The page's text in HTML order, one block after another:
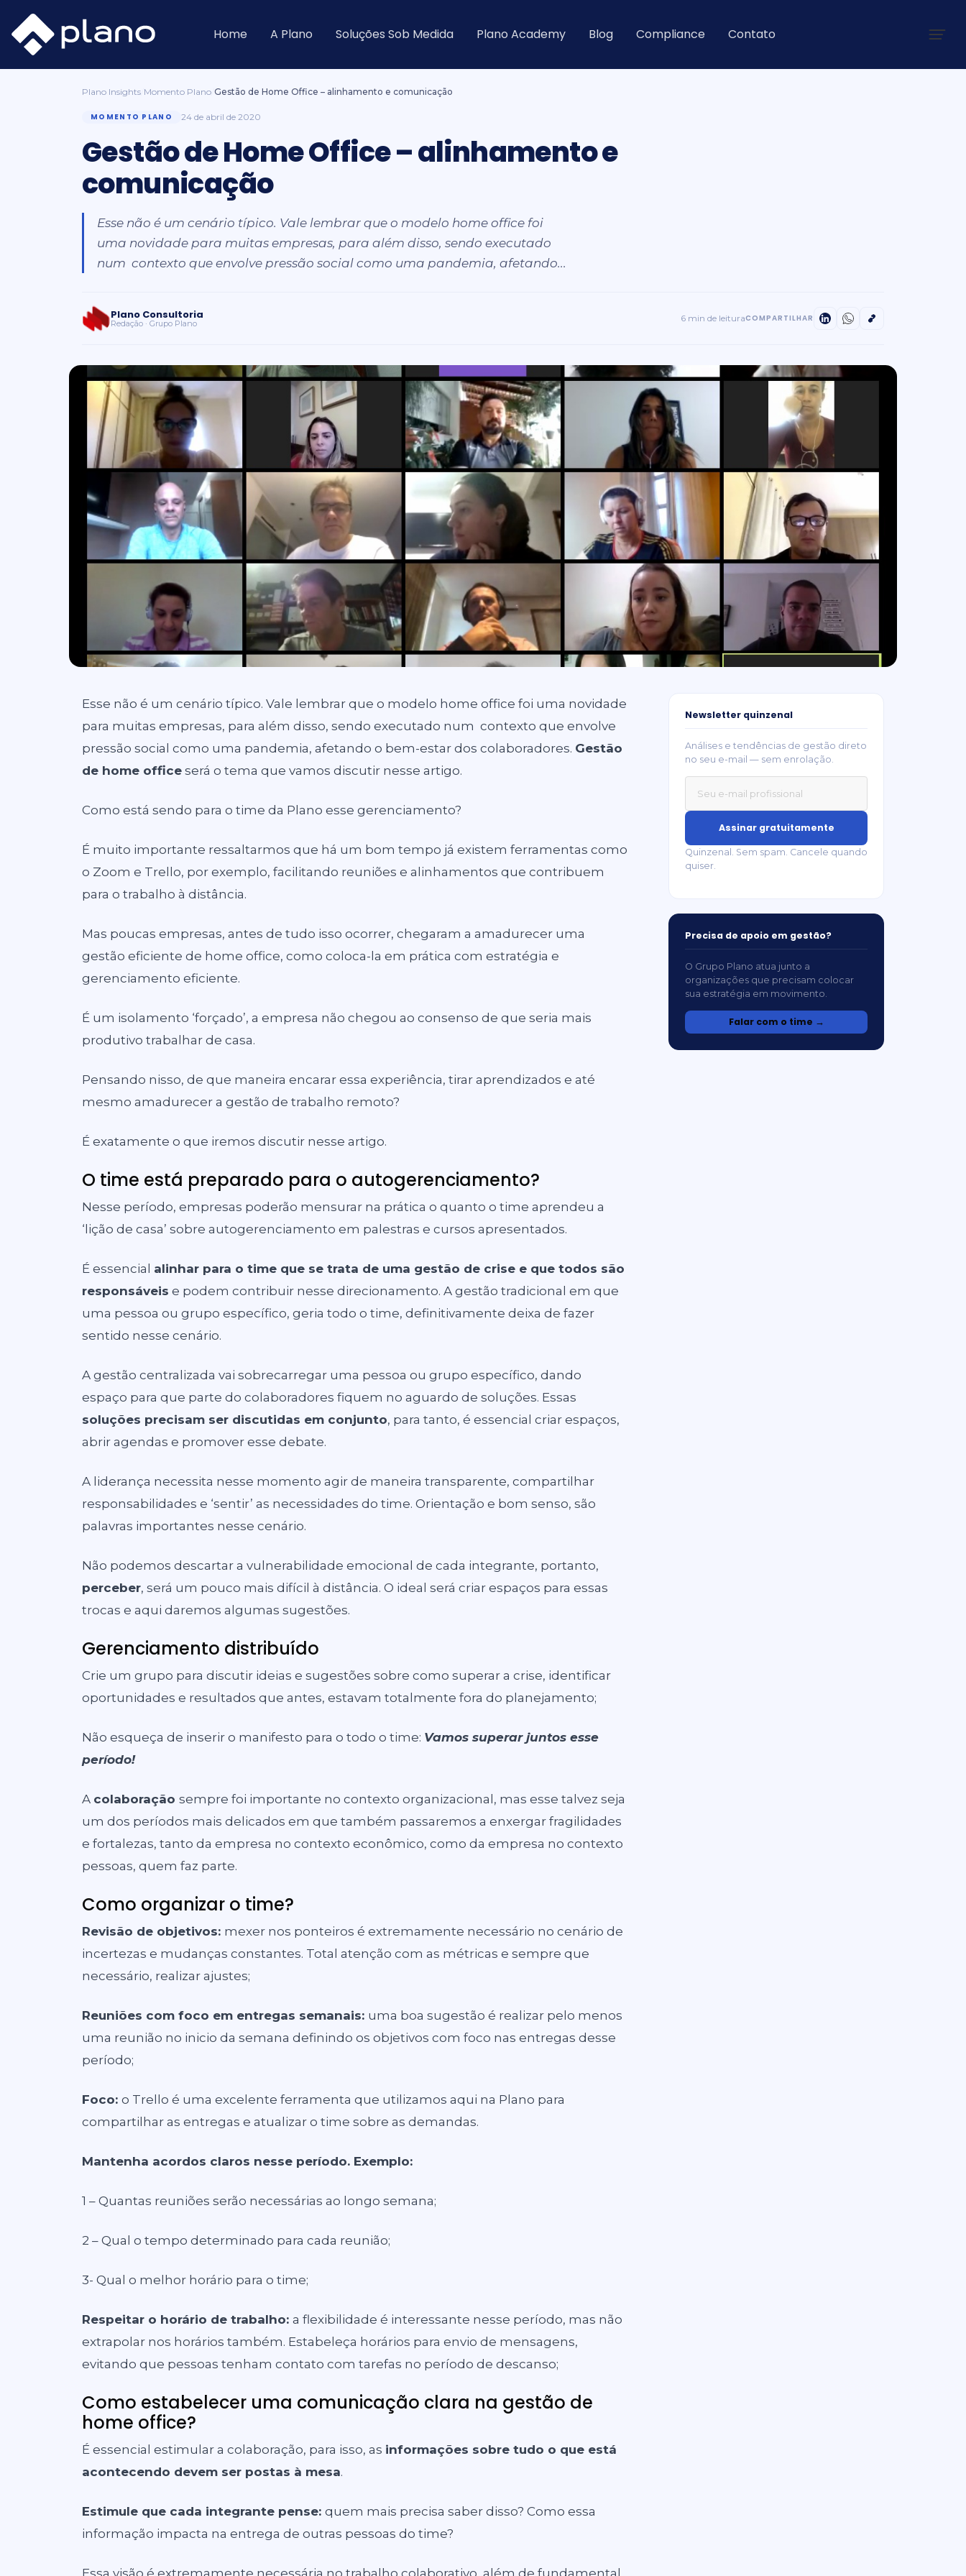
para
conteúdo Home A Plano Soluções Sob Medida Plano Academy Blog Compliance Contato
Plano Insights Momento Plano Gestão de Home Office – alinhamento e comunicação
MOMENTO PLANO 24 de abril de 2020
Gestão de Home Office – alinhamento e
comunicação
Esse não é um cenário típico. Vale lembrar que o modelo home office foi
uma novidade para muitas empresas, para além disso, sendo executado
num contexto que envolve pressão social como uma pandemia, afetando...
Plano Consultoria
Redação · Grupo Plano 6 min de leituraCOMPARTILHAR
Esse não é um cenário típico. Vale lembrar que o modelo home office foi uma novidade
para muitas empresas, para além disso, sendo executado num contexto que envolve
pressão social como uma pandemia, afetando o bem-estar dos colaboradores. Gestão
de home office será o tema que vamos discutir nesse artigo.
Como está sendo para o time da Plano esse gerenciamento?
É muito importante ressaltarmos que há um bom tempo já existem ferramentas como
o Zoom e Trello, por exemplo, facilitando reuniões e alinhamentos que contribuem
para o trabalho à distância.
Mas poucas empresas, antes de tudo isso ocorrer, chegaram a amadurecer uma
gestão eficiente de home office, como coloca-la em prática com estratégia e
gerenciamento eficiente.
É um isolamento ‘forçado’, a empresa não chegou ao consenso de que seria mais
produtivo trabalhar de casa.
Pensando nisso, de que maneira encarar essa experiência, tirar aprendizados e até
mesmo amadurecer a gestão de trabalho remoto?
É exatamente o que iremos discutir nesse artigo.
O time está preparado para o autogerenciamento?
Nesse período, empresas poderão mensurar na prática o quanto o time aprendeu a
‘lição de casa’ sobre autogerenciamento em palestras e cursos apresentados.
É essencial alinhar para o time que se trata de uma gestão de crise e que todos são
responsáveis e podem contribuir nesse direcionamento. A gestão tradicional em que
uma pessoa ou grupo específico, geria todo o time, definitivamente deixa de fazer
sentido nesse cenário.
A gestão centralizada vai sobrecarregar uma pessoa ou grupo específico, dando
espaço para que parte do colaboradores fiquem no aguardo de soluções. Essas
soluções precisam ser discutidas em conjunto, para tanto, é essencial criar espaços,
abrir agendas e promover esse debate.
A liderança necessita nesse momento agir de maneira transparente, compartilhar
responsabilidades e ‘sentir’ as necessidades do time. Orientação e bom senso, são
palavras importantes nesse cenário.
Não podemos descartar a vulnerabilidade emocional de cada integrante, portanto,
perceber, será um pouco mais difícil à distância. O ideal será criar espaços para essas
trocas e aqui daremos algumas sugestões.
Gerenciamento distribuído
Crie um grupo para discutir ideias e sugestões sobre como superar a crise, identificar
oportunidades e resultados que antes, estavam totalmente fora do planejamento;
Não esqueça de inserir o manifesto para o todo o time: Vamos superar juntos esse
período!
A colaboração sempre foi importante no contexto organizacional, mas esse talvez seja
um dos períodos mais delicados em que também passaremos a enxergar fragilidades
e fortalezas, tanto da empresa no contexto econômico, como da empresa no contexto
pessoas, quem faz parte.
Como organizar o time?
Revisão de objetivos: mexer nos ponteiros é extremamente necessário no cenário de
incertezas e mudanças constantes. Total atenção com as métricas e sempre que
necessário, realizar ajustes;
Reuniões com foco em entregas semanais: uma boa sugestão é realizar pelo menos
uma reunião no inicio da semana definindo os objetivos com foco nas entregas desse
período;
Foco: o Trello é uma excelente ferramenta que utilizamos aqui na Plano para
compartilhar as entregas e atualizar o time sobre as demandas.
Mantenha acordos claros nesse período. Exemplo:
1 – Quantas reuniões serão necessárias ao longo semana;
2 – Qual o tempo determinado para cada reunião;
3- Qual o melhor horário para o time;
Respeitar o horário de trabalho: a flexibilidade é interessante nesse período, mas não
extrapolar nos horários também. Estabeleça horários para envio de mensagens,
evitando que pessoas tenham contato com tarefas no período de descanso;
Como estabelecer uma comunicação clara na gestão de
home office?
É essencial estimular a colaboração, para isso, as informações sobre tudo o que está
acontecendo devem ser postas à mesa.
Estimule que cada integrante pense: quem mais precisa saber disso? Como essa
informação impacta na entrega de outras pessoas do time?
Essa visão é extremamente necessária no trabalho colaborativo, além de fundamental
Newsletter quinzenal
Análises e tendências de gestão direto
no seu e-mail — sem enrolação.
Assinar gratuitamente
Quinzenal. Sem spam. Cancele quando
quiser.
Precisa de apoio em gestão?
O Grupo Plano atua junto a
organizações que precisam colocar
sua estratégia em movimento.
Falar com o time →